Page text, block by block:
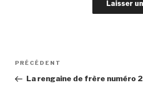
Navigation
l’article
Article
précédent
PRÉCÉDENT
La rengaine de frère numéro 2